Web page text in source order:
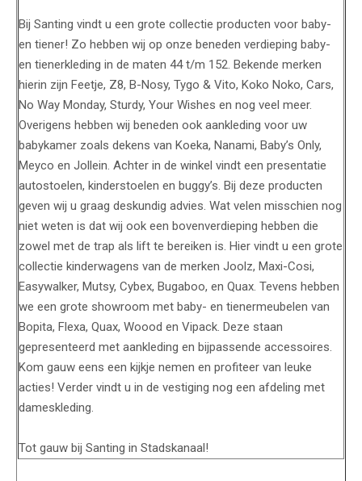
Bij Santing vindt u een grote collectie producten voor baby-
en tiener! Zo hebben wij op onze beneden verdieping baby-
en tienerkleding in de maten 44 t/m 152. Bekende merken
hierin zijn Feetje, Z8, B-Nosy, Tygo & Vito, Koko Noko, Cars,
No Way Monday, Sturdy, Your Wishes en nog veel meer.
Overigens hebben wij beneden ook aankleding voor uw
babykamer zoals dekens van Koeka, Nanami, Baby’s Only,
Meyco en Jollein. Achter in de winkel vindt een presentatie
autostoelen, kinderstoelen en buggy’s. Bij deze producten
geven wij u graag deskundig advies. Wat velen misschien nog
niet weten is dat wij ook een bovenverdieping hebben die
zowel met de trap als lift te bereiken is. Hier vindt u een grote
collectie kinderwagens van de merken Joolz, Maxi-Cosi,
Easywalker, Mutsy, Cybex, Bugaboo, en Quax. Tevens hebben
we een grote showroom met baby- en tienermeubelen van
Bopita, Flexa, Quax, Woood en Vipack. Deze staan
gepresenteerd met aankleding en bijpassende accessoires.
Kom gauw eens een kijkje nemen en profiteer van leuke
acties! Verder vindt u in de vestiging nog een afdeling met
dameskleding.
Tot gauw bij Santing in Stadskanaal!